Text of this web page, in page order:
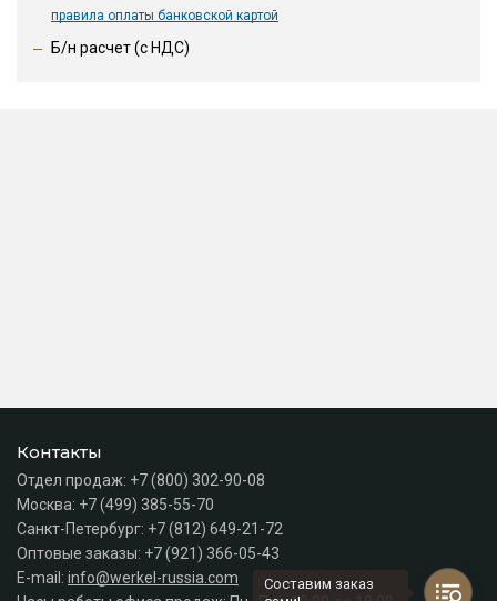
правила оплаты банковской картой
Б/н расчет (c НДС)
Контакты
Отдел продаж: +7 (800) 302-90-08
Москва: +7 (499) 385-55-70
Санкт-Петербург: +7 (812) 649-21-72
Оптовые заказы: +7 (921) 366-05-43
E-mail: info@werkel-russia.com
Составим заказ